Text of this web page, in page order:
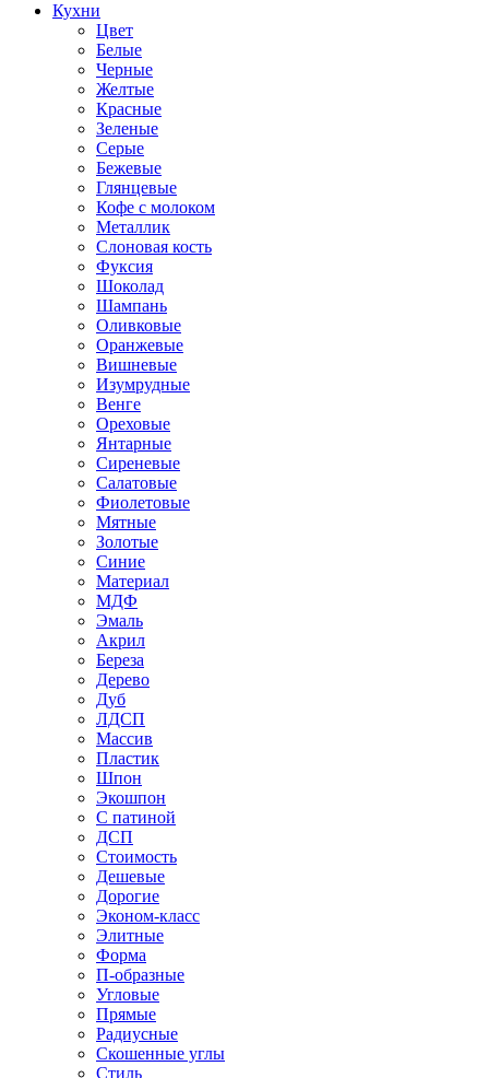
Кухни
Цвет
Белые
Черные
Желтые
Красные
Зеленые
Серые
Бежевые
Глянцевые
Кофе с молоком
Металлик
Слоновая кость
Фуксия
Шоколад
Шампань
Оливковые
Оранжевые
Вишневые
Изумрудные
Венге
Ореховые
Янтарные
Сиреневые
Салатовые
Фиолетовые
Мятные
Золотые
Синие
Материал
МДФ
Эмаль
Акрил
Береза
Дерево
Дуб
ЛДСП
Массив
Пластик
Шпон
Экошпон
С патиной
ДСП
Стоимость
Дешевые
Дорогие
Эконом-класс
Элитные
Форма
П-образные
Угловые
Прямые
Радиусные
Скошенные углы
Стиль